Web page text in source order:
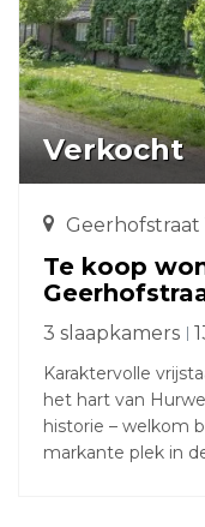
Verkocht
Te koop
3 slaapkamers
Karaktervolle
het hart van
historie – welkom
markante plek in